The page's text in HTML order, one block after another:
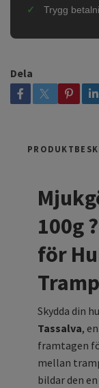
Trygg
Dela
100g
för
Skydda din
Tassalva,
framtagen
mellan
bildar den